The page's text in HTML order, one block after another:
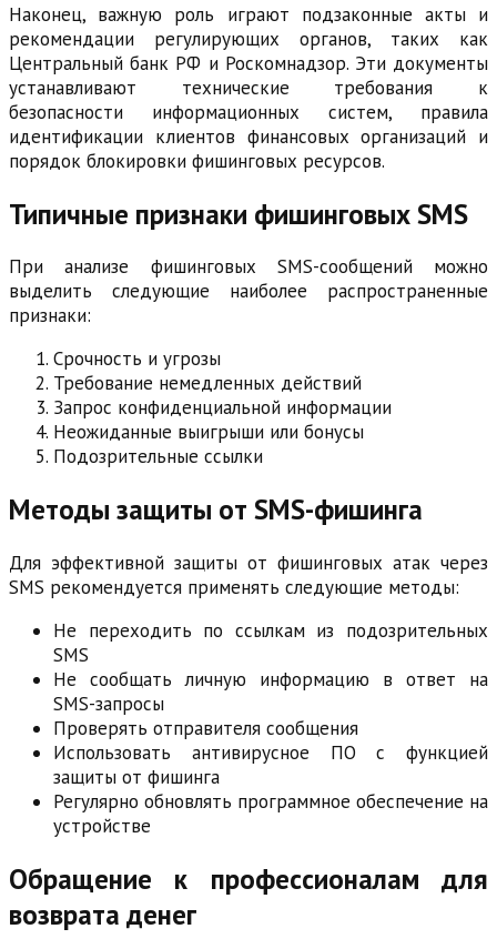
Наконец, важную роль играют подзаконные акты и
рекомендации регулирующих органов, таких как
Центральный банк РФ и Роскомнадзор. Эти документы
устанавливают технические требования к
безопасности информационных систем, правила
идентификации клиентов финансовых организаций и
порядок блокировки фишинговых ресурсов.
Типичные признаки фишинговых SMS
При анализе фишинговых SMS-сообщений можно
выделить следующие наиболее распространенные
признаки:
Срочность и угрозы
Требование немедленных действий
Запрос конфиденциальной информации
Неожиданные выигрыши или бонусы
Подозрительные ссылки
Методы защиты от SMS-фишинга
Для эффективной защиты от фишинговых атак через
SMS рекомендуется применять следующие методы:
Не переходить по ссылкам из подозрительных
SMS
Не сообщать личную информацию в ответ на
SMS-запросы
Проверять отправителя сообщения
Использовать антивирусное ПО с функцией
защиты от фишинга
Регулярно обновлять программное обеспечение на
устройстве
Обращение к профессионалам для
возврата денег